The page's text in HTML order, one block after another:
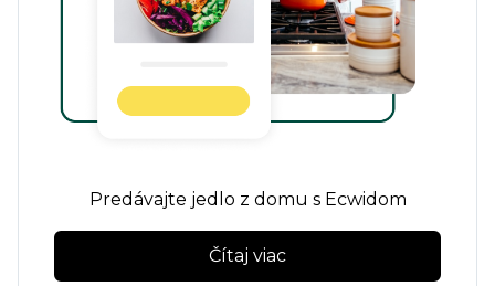
Predávajte jedlo z domu s Ecwidom
Čítaj viac